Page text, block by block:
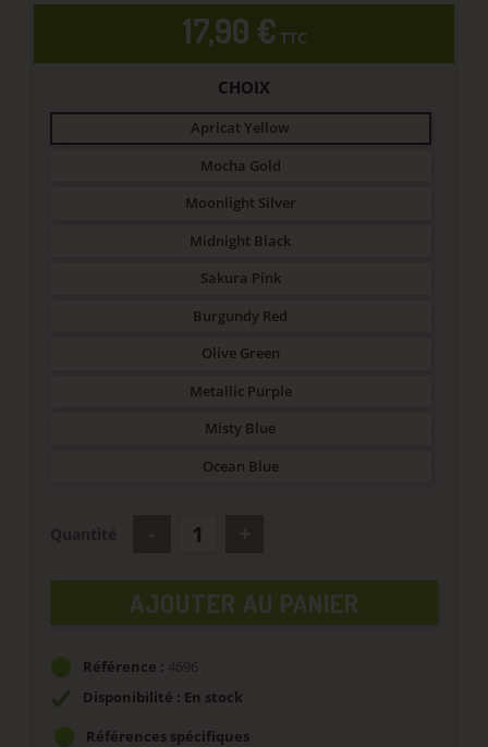
17,90 € TTC
CHOIX
Apricat Yellow
Mocha Gold
Moonlight Silver
Midnight Black
Sakura Pink
Burgundy Red
Olive Green
Metallic Purple
Misty Blue
Ocean Blue
AJOUTER AU PANIER
Référence : 4696
Disponibilité : En stock
Références spécifiques